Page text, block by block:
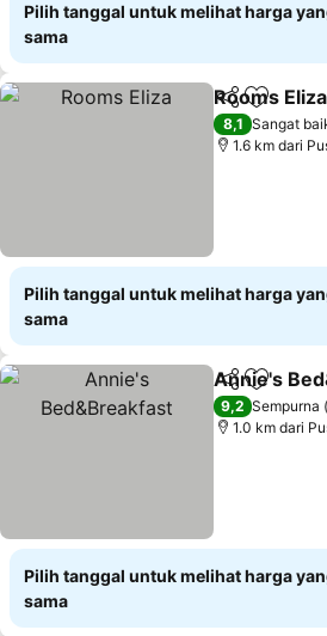
Pilih tanggal untuk melihat harga
sama
Bagikan
Rooms Eliza
8,1 Sangat
1.6 km dari
Pilih tanggal untuk melihat harga
sama
Bagikan
Annie's
9,2 Sempurna
1.0 km dari
Pilih tanggal untuk melihat harga
sama